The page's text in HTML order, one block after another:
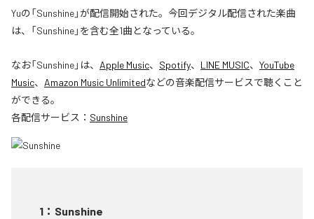
Yuの「Sunshine」が配信開始された。今回デジタル配信された楽曲
は、「Sunshine」を含む全1曲となっている。
なお「Sunshine」は、 Apple Music、 Spotify、 LINE MUSIC、 YouTube
Music、 Amazon Music Unlimitedなどの音楽配信サービスで聴くこと
ができる。
各配信サービス： Sunshine
1 ： Sunshine